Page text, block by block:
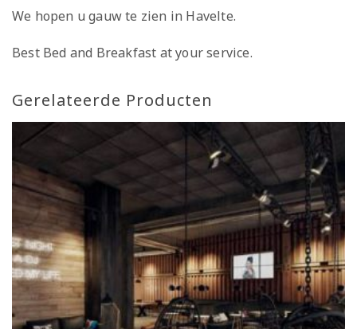
We hopen u gauw te zien in Havelte.
Best Bed and Breakfast at your service.
Gerelateerde Producten